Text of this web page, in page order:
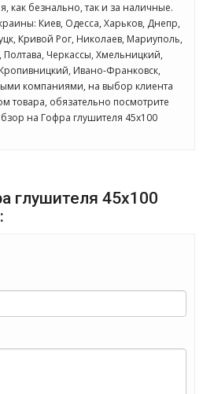
как безнально, так и за наличные.
Киев, Одесса, Харьков, Днепр,
Кривой Рог, Николаев, Мариуполь,
Черкассы, Хмельницкий,
Ивано-Франковск,
компаниями, на выбор клиента
товара, обязательно посмотрите
на Гофра глушителя 45x100
глушителя 45x100